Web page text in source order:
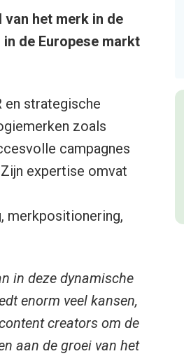
het merk in de
de Europese markt
en strategische
zoals
campagnes
expertise omvat
merkpositionering,
in deze dynamische
enorm veel kansen,
creators om de
aan de groei van het